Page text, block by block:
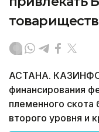
АСТАНА.
финансирования
племенного
второго уровня и